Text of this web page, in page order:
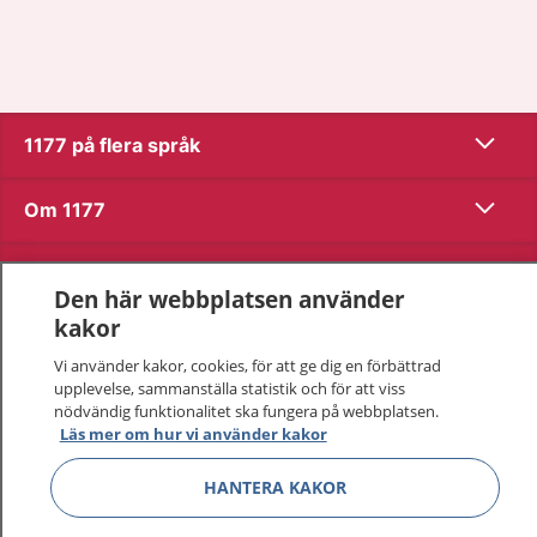
1177 på flera språk Visa
Om 1177 Visa
Visa
Behandling av personuppgifter
Hantering av kakor
Inställningar för kakor
Den här webbplatsen använder
kakor
Vi använder kakor, cookies, för att ge dig en förbättrad
upplevelse, sammanställa statistik och för att viss
nödvändig funktionalitet ska fungera på webbplatsen.
Läs mer om hur vi använder kakor
HANTERA KAKOR